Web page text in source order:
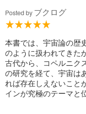
Posted by ブクログ
本書では、宇宙論の歴
のように扱われてきた
古代から、コペルニク
の研究を経て、宇宙は
れば存在しえないこと
インが究極のテーマと